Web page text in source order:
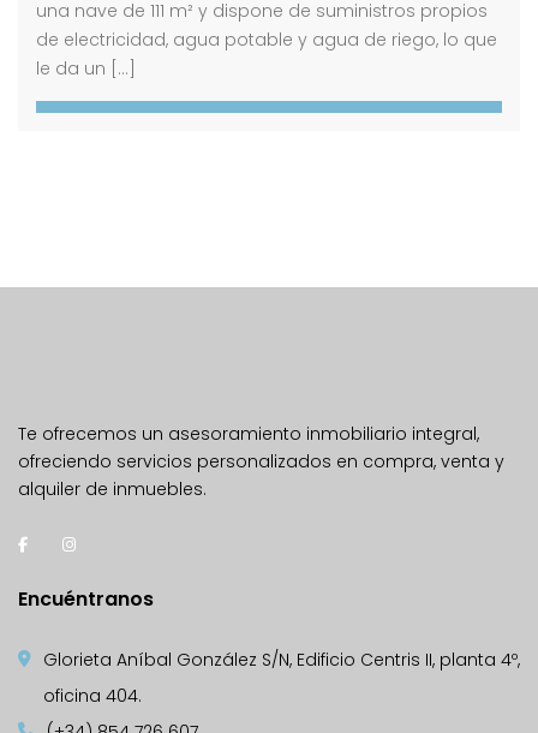
una nave de 111 m² y dispone de suministros propios
de electricidad, agua potable y agua de riego, lo que
le da un […]
Te ofrecemos un asesoramiento inmobiliario integral,
ofreciendo servicios personalizados en compra, venta y
alquiler de inmuebles.
Encuéntranos
Glorieta Aníbal González S/N, Edificio Centris II, planta 4º,
oficina 404.